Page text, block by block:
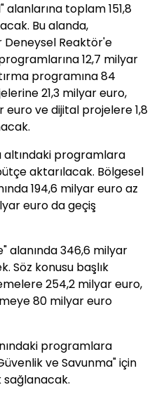
alanlarına toplam 151,8
Bu alanda,
Deneysel Reaktör'e
12,7 milyar
programına 84
21,3 milyar euro,
ve dijital projelere 1,8
altındaki programlara
aktarılacak. Bölgesel
194,6 milyar euro az
euro da geçiş
alanında 346,6 milyar
Söz konusu başlık
254,2 milyar euro,
80 milyar euro
programlara
ve Savunma" için
sağlanacak.